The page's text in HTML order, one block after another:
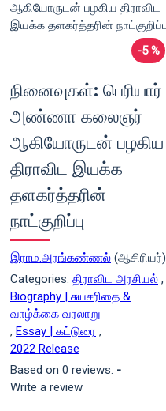
-5 %
நினைவுகள்: பெரியார்
அண்ணா கலைஞர்
ஆகியோருடன் பழகிய
திராவிட இயக்க
தளகர்த்தரின்
நாட்குறிப்பு
இராம.அரங்கண்ணல் (ஆசிரியர்)
Categories: திராவிட அரசியல் ,
Biography | சுயசரிதை &
வாழ்க்கை வரலாறு
, Essay | கட்டுரை ,
2022 Release
Based on 0 reviews. -
Write a review